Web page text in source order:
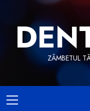
content
ZÂMBETUL
Menu